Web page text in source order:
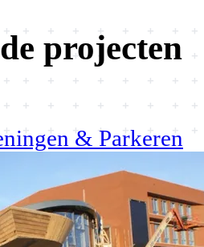
projecten
& Parkeren